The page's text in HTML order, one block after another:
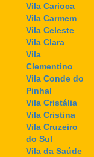
Vila Carioca
Vila Carmem
Vila Celeste
Vila Clara
Vila
Clementino
Vila Conde do
Pinhal
Vila Cristália
Vila Cristina
Vila Cruzeiro
do Sul
Vila da Saúde